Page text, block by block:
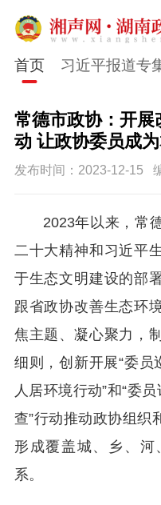
首页 习近平报道专
常德市政协：开展
动 让政协委员成
发布时间：2023-12-15
2023年以来，常
二十大精神和习近平
于生态文明建设的部
跟省政协改善生态环
焦主题、凝心聚力，
细则，创新开展“委员
人居环境行动”和“委
查”行动推动政协组织
形成覆盖城、乡、
系。